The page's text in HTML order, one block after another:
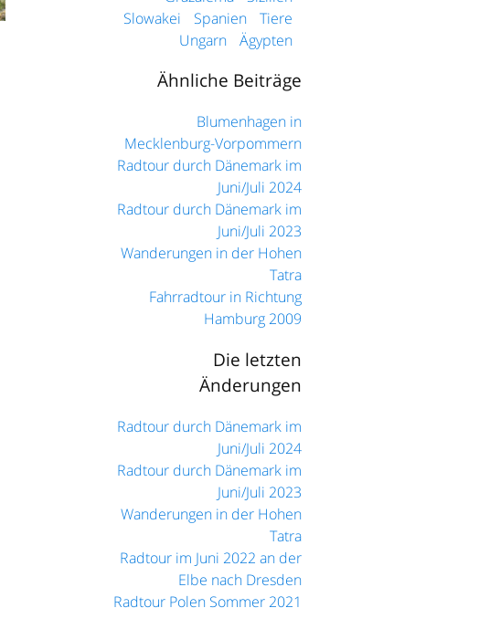
Slowakei
Spanien
Tiere
Ungarn
Ägypten
Ähnliche Beiträge
Blumenhagen in
Mecklenburg-Vorpommern
Radtour durch Dänemark im
Juni/Juli 2024
Radtour durch Dänemark im
Juni/Juli 2023
Wanderungen in der Hohen
Tatra
Fahrradtour in Richtung
Hamburg 2009
Die letzten
Änderungen
Radtour durch Dänemark im
Juni/Juli 2024
Radtour durch Dänemark im
Juni/Juli 2023
Wanderungen in der Hohen
Tatra
Radtour im Juni 2022 an der
Elbe nach Dresden
Radtour Polen Sommer 2021